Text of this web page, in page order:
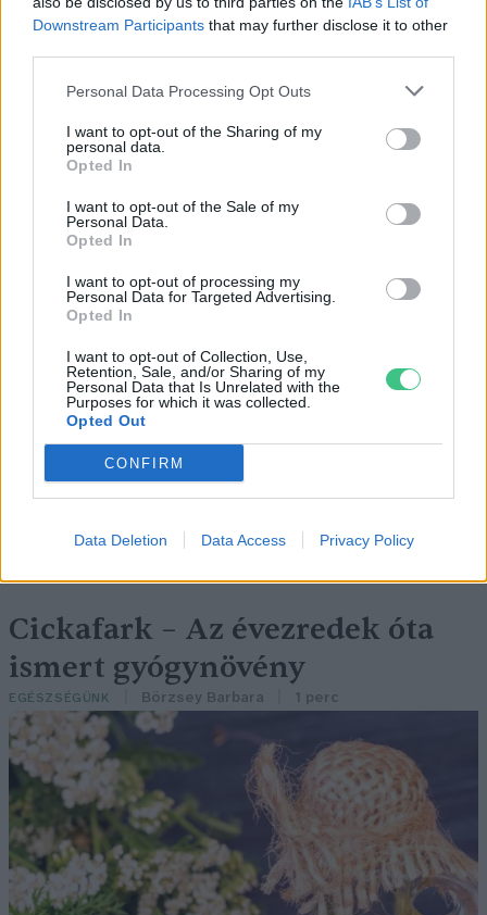
Downstream Participants that may further disclose it to other
Personal Data Processing Opt Outs
I want to opt-out of the Sharing of my
personal data.
Opted In
I want to opt-out of the Sale of my
Personal Data.
Opted In
I want to opt-out of processing my
Personal Data for Targeted Advertising.
Opted In
I want to opt-out of Collection, Use,
Retention, Sale, and/or Sharing of my
Personal Data that Is Unrelated with the
Purposes for which it was collected.
Opted Out
CONFIRM
Data Deletion Data Access Privacy Policy
Holnapután
„Mindegy már, hogy milyen
víz, csak víz legyen” |
Holnapután
Greendex 55:58
A
Cickafark – Az évezredek óta
ismert gyógynövény
EGÉSZSÉGÜNK Börzsey Barbara 1 perc